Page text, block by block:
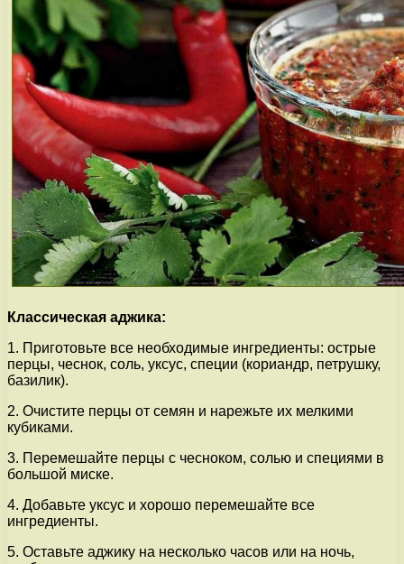
Классическая аджика:
1. Приготовьте все необходимые ингредиенты: острые
перцы, чеснок, соль, уксус, специи (кориандр, петрушку,
базилик).
2. Очистите перцы от семян и нарежьте их мелкими
кубиками.
3. Перемешайте перцы с чесноком, солью и специями в
большой миске.
4. Добавьте уксус и хорошо перемешайте все
ингредиенты.
5. Оставьте аджику на несколько часов или на ночь,